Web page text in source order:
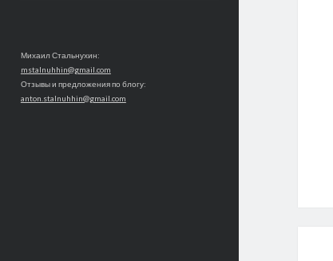
Михаил Стальнухин:
mstalnuhhin@gmail.com
Отзывы и предложения по блогу:
anton.stalnuhhin@gmail.com